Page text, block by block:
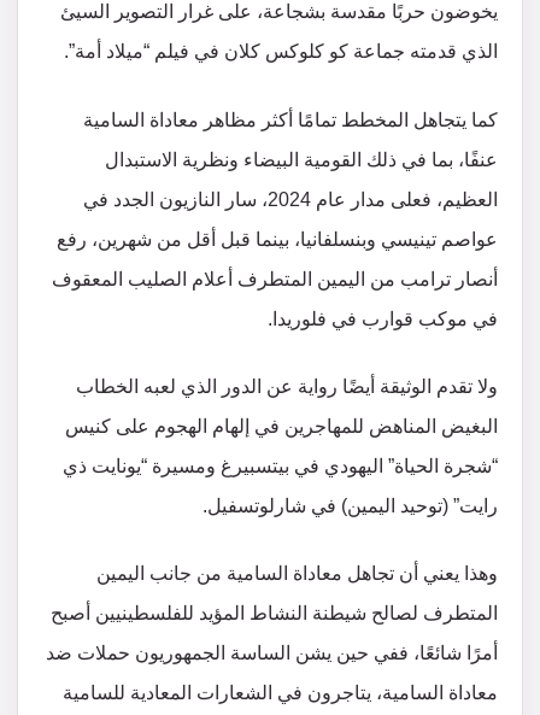
يخوضون حربًا مقدسة بشجاعة، على غرار التصوير السيئ
الذي قدمته جماعة كو كلوكس كلان في فيلم “ميلاد أمة”.
كما يتجاهل المخطط تمامًا أكثر مظاهر معاداة السامية
عنفًا، بما في ذلك القومية البيضاء ونظرية الاستبدال
العظيم، فعلى مدار عام 2024، سار النازيون الجدد في
عواصم تينيسي وبنسلفانيا، بينما قبل أقل من شهرين، رفع
أنصار ترامب من اليمين المتطرف أعلام الصليب المعقوف
في موكب قوارب في فلوريدا.
ولا تقدم الوثيقة أيضًا رواية عن الدور الذي لعبه الخطاب
البغيض المناهض للمهاجرين في إلهام الهجوم على كنيس
“شجرة الحياة” اليهودي في بيتسبيرغ ومسيرة “يونايت ذي
رايت” (توحيد اليمين) في شارلوتسفيل.
وهذا يعني أن تجاهل معاداة السامية من جانب اليمين
المتطرف لصالح شيطنة النشاط المؤيد للفلسطينيين أصبح
أمرًا شائعًا، ففي حين يشن الساسة الجمهوريون حملات ضد
معاداة السامية، يتاجرون في الشعارات المعادية للسامية